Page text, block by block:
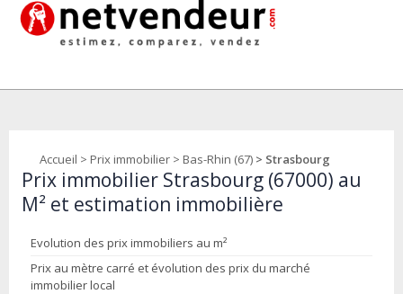
Accueil > Prix immobilier > Bas-Rhin (67) > Strasbourg
Prix immobilier Strasbourg (67000) au
M² et estimation immobilière
Evolution des prix immobiliers au m²
Prix au mètre carré et évolution des prix du marché
immobilier local